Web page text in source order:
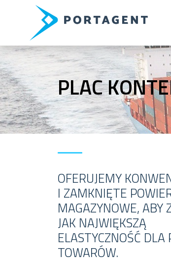
PLAC
OFERUJEMY
I ZAMKNIĘTE
MAGAZYNOWE, ABY
JAK NAJWIĘKSZĄ
ELASTYCZNOŚĆ
TOWARÓW.